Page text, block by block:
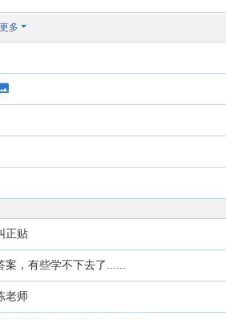
更多
正贴
，有些学不下去了......
老师